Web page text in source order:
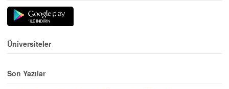
Üniversiteler
Son Yazılar